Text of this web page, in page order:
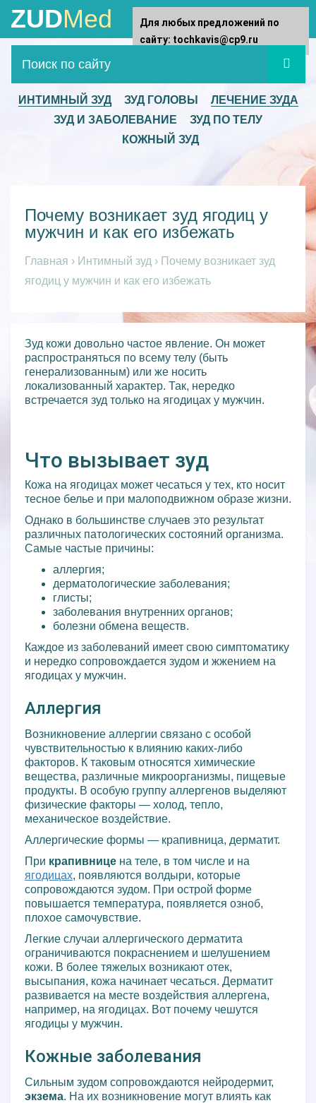
ZUDMed
ИНТИМНЫЙ ЗУД ЗУД ГОЛОВЫ
ЛЕЧЕНИЕ ЗУДА
ЗУД И ЗАБОЛЕВАНИЕ
ЗУД ПО ТЕЛУ
КОЖНЫЙ ЗУД
Почему возникает зуд ягодиц у
мужчин и как его избежать
Главная › Интимный зуд › Почему возникает зуд
ягодиц у мужчин и как его избежать
Зуд кожи довольно частое явление. Он может
распространяться по всему телу (быть
генерализованным) или же носить
локализованный характер. Так, нередко
встречается зуд только на ягодицах у мужчин.
Что вызывает зуд
Кожа на ягодицах может чесаться у тех, кто носит
тесное белье и при малоподвижном образе жизни.
Однако в большинстве случаев это результат
различных патологических состояний организма.
Самые частые причины:
аллергия;
дерматологические заболевания;
глисты;
заболевания внутренних органов;
болезни обмена веществ.
Каждое из заболеваний имеет свою симптоматику
и нередко сопровождается зудом и жжением на
ягодицах у мужчин.
Аллергия
Возникновение аллергии связано с особой
чувствительностью к влиянию каких-либо
факторов. К таковым относятся химические
вещества, различные микроорганизмы, пищевые
продукты. В особую группу аллергенов выделяют
физические факторы — холод, тепло,
механическое воздействие.
Аллергические формы — крапивница, дерматит.
При крапивнице на теле, в том числе и на
ягодицах, появляются волдыри, которые
сопровождаются зудом. При острой форме
повышается температура, появляется озноб,
плохое самочувствие.
Легкие случаи аллергического дерматита
ограничиваются покраснением и шелушением
кожи. В более тяжелых возникают отек,
высыпания, кожа начинает чесаться. Дерматит
развивается на месте воздействия аллергена,
например, на ягодицах. Вот почему чешутся
ягодицы у мужчин.
Кожные заболевания
Сильным зудом сопровождаются нейродермит,
экзема. На их возникновение могут влиять как
Для любых предложений по
сайту: tochkavis@cp9.ru